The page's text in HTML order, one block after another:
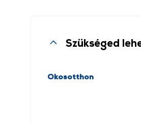
Szükséged
Okosotthon